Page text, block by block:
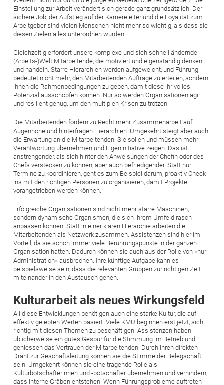
Einstellung zur Arbeit verändert sich gerade ganz grundsätzlich. Der
sichere Job, der Aufstieg auf der Karriereleiter und die Loyalität zum
Arbeitgeber sind vielen Menschen nicht mehr so wichtig, als dass sie
diesen Zielen alles unterordnen würden.
Gleichzeitig erfordert unsere komplexe und sich schnell ändernde
(Arbeits-)Welt Mitarbeitende, die motiviert und eigenständig denken
und handeln. Starre Hierarchien werden aufgeweicht, und Führung
bedeutet nicht mehr, den Mitarbeitenden Aufträge zu erteilen, sondern
ihnen die Rahmenbedingungen zu geben, damit diese ihr volles
Potenzial ausschöpfen können. Nur so werden Organisationen agil
und resilient genug, um den multiplen Krisen zu trotzen.
Die Mitarbeitenden fordern zu Recht mehr Zusammenarbeit auf
Augenhöhe und hinterfragen Hierarchien. Umgekehrt steigt aber auch
die Erwartung an die Mitarbeitenden: Sie sollen und müssen mehr
Verantwortung übernehmen und Eigeninitiative zeigen. Das ist
anstrengender, als sich hinter den Anweisungen der Chefin oder des
Chefs verstecken zu können, aber auch befriedigender. Statt nur
Termine zu koordinieren, geht es zum Beispiel darum, proaktiv Check-
ins mit den richtigen Personen zu organisieren, damit Projekte
vorangetrieben werden können.
Erfolgreiche Organisationen sind nicht mehr starre Maschinen,
sondern dynamische Organismen, die sich ihrem Umfeld rasch
anpassen können. Statt in einer klaren Hierarchie arbeiten die
Mitarbeitenden als Netzwerk zusammen. Assistenzen sind hier im
Vorteil, da sie schon immer viele Berührungspunkte in der ganzen
Organisation hatten. Dadurch können sie auch aus der Rolle von «nur
Administration» ausbrechen. Ihre künftige Aufgabe kann es
beispielsweise sein, dass die relevanten Gruppen zur richtigen Zeit
miteinander in den Austausch gehen.
Kulturarbeit als neues Wirkungsfeld
All diese Entwicklungen benötigen auch eine starke Kultur, die auf
effektiv gelebten Werten basiert. Viele KMU beginnen erst jetzt, sich
richtig mit diesen Themen zu beschäftigen. Assistenzen haben
üblicherweise ein gutes Gespür für die Stimmung im Betrieb und
geniessen das Vertrauen der Mitarbeitenden. Durch ihren direkten
Draht zur Geschäftsleitung können sie die Stimme der Belegschaft
sein. Umgekehrt können sie eine tragende Rolle als
Kulturbotschafterinnen und -botschafter übernehmen und verhindern,
dass interne Gräben entstehen. Wenn Führungsprobleme auftreten